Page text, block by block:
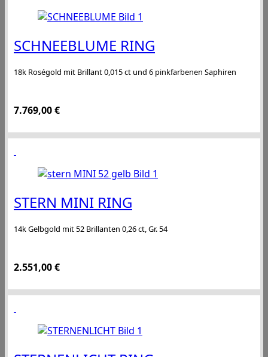
SCHNEEBLUME RING
18k Roségold mit Brillant 0,015 ct und 6 pinkfarbenen Saphiren
7.769,00€
STERN MINI RING
14k Gelbgold mit 52 Brillanten 0,26 ct, Gr. 54
2.551,00€